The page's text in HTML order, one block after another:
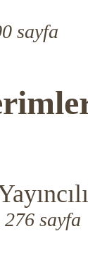
sayfa
sayfa